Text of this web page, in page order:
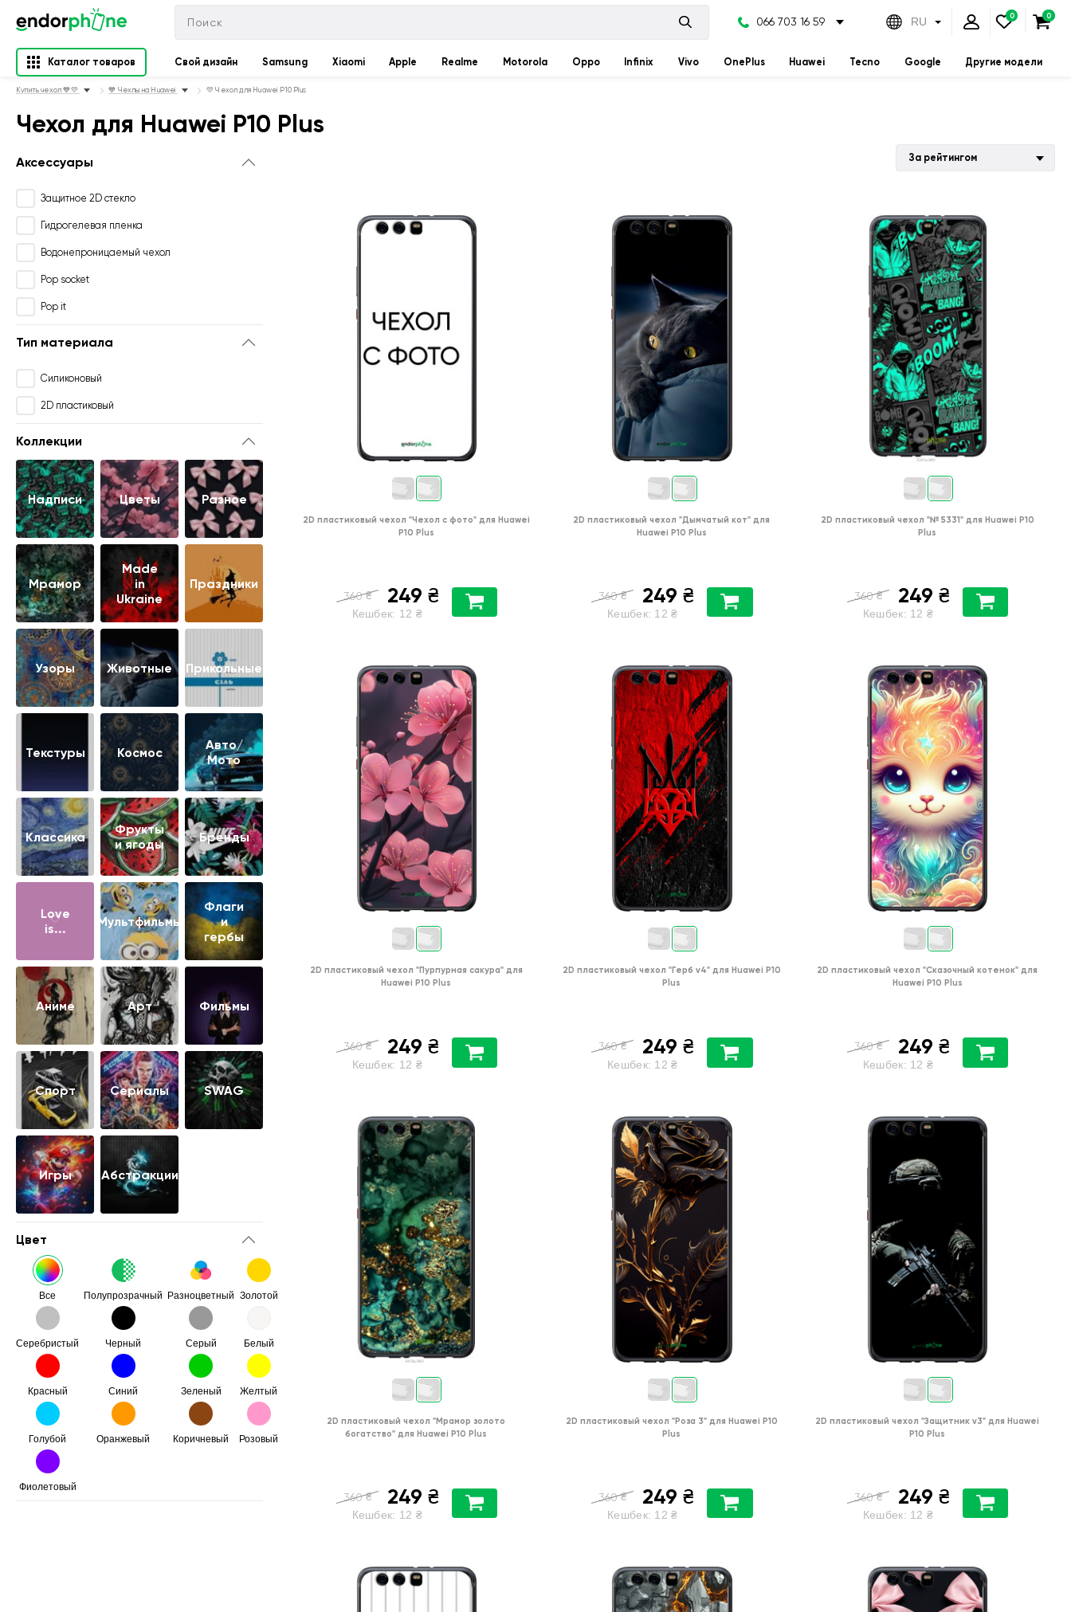
066 703 16 59 RU
Каталог товаров Свой дизайн Samsung Xiaomi Apple Realme Motorola Oppo Infinix Vivo OnePlus Huawei Tecno Google Другие модели
Купить чехол 💙💛 💙 Чехлы на Huawei 💛 Чехол для Huawei P10 Plus
Чехол для Huawei P10 Plus
Аксессуары
Защитное 2D стекло
Гидрогелевая пленка
Водонепроницаемый чехол
Pop socket
Pop it
Тип материала
Силиконовый
2D пластиковый
Коллекции
Надписи Цветы Разное
Мрамор
Made
in
Ukraine
Праздники
Узоры Животные Прикольные
Текстуры Космос
Авто/
Мото
Классика
Фрукты
и ягоды
Бренды
Love
is...
Мультфильмы
Флаги
и
гербы
Аниме Арт Фильмы
Cпорт Сериалы SWAG
Игры Абстракции
Цвет
Все Полупрозрачный Разноцветный Золотой
Серебристый Черный Серый Белый
Красный Синий Зеленый Желтый
Голубой Оранжевый Коричневый Розовый
Фиолетовый
За рейтингом
2D пластиковый чехол "Чехол с фото" для Huawei
P10 Plus
360 ₴ 249 ₴
Кешбек: 12 ₴
2D пластиковый чехол "Дымчатый кот" для
Huawei P10 Plus
360 ₴ 249 ₴
Кешбек: 12 ₴
2D пластиковый чехол "№ 5331" для Huawei P10
Plus
360 ₴ 249 ₴
Кешбек: 12 ₴
2D пластиковый чехол "Пурпурная сакура" для
Huawei P10 Plus
360 ₴ 249 ₴
Кешбек: 12 ₴
2D пластиковый чехол "Герб v4" для Huawei P10
Plus
360 ₴ 249 ₴
Кешбек: 12 ₴
2D пластиковый чехол "Сказочный котенок" для
Huawei P10 Plus
360 ₴ 249 ₴
Кешбек: 12 ₴
2D пластиковый чехол "Мрамор золото
богатство" для Huawei P10 Plus
360 ₴ 249 ₴
Кешбек: 12 ₴
2D пластиковый чехол "Роза 3" для Huawei P10
Plus
360 ₴ 249 ₴
Кешбек: 12 ₴
2D пластиковый чехол "Защитник v3" для Huawei
P10 Plus
360 ₴ 249 ₴
Кешбек: 12 ₴